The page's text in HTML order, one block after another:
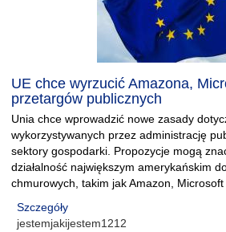
UE chce wyrzucić Amazona,
przetargów publicznych
Unia chce wprowadzić nowe zasady
wykorzystywanych przez administrację
sektory gospodarki. Propozycje mogą
działalność największym amerykańskim
chmurowych, takim jak Amazon, Microsoft
Szczegóły
jestemjakijestem1212